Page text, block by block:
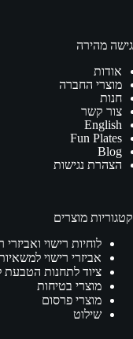
גישה מהירה
אודות
מוצרי החברה
חנות
צור קשר
English
Fun Plates
Blog
הצהרת נגישות
קטגוריות מוצרים
לוחיות רישוי ואביזרי
אביזרי רישוי
ציוד לתחנות הטבעת
מוצרי בטיחות
מוצרי פרסום
שילוט